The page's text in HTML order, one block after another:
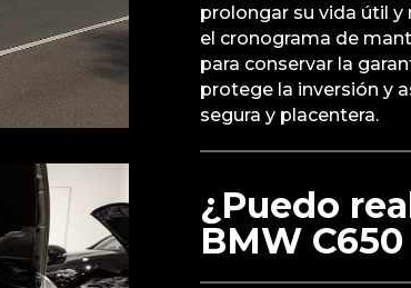
prolongar su vida útil
el cronograma de
para conservar la
protege la inversión y
segura y placentera.
¿Puedo
BMW